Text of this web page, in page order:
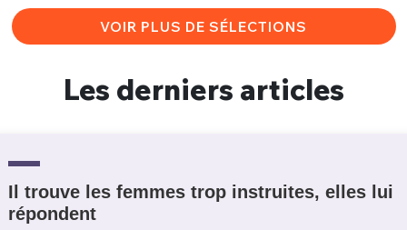
VOIR PLUS DE SÉLECTIONS
Les derniers articles
Il trouve les femmes trop instruites, elles lui
répondent